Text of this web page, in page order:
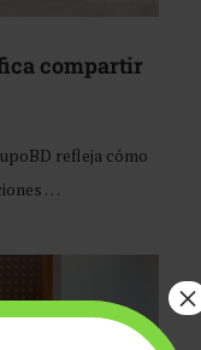
compartir
refleja cómo
…
×